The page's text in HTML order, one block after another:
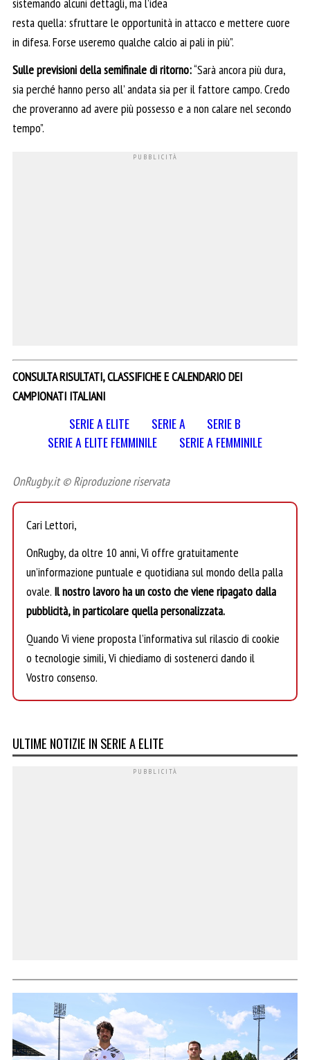
resta quella: sfruttare le opportunità in attacco e mettere cuore
in difesa. Forse useremo qualche calcio ai pali in più”.
Sulle previsioni della semifinale di ritorno:“Sarà ancora più dura,
sia perché hanno perso all’ andata sia per il fattore campo. Credo
che proveranno ad avere più possesso e a non calare nel secondo
tempo”.
CONSULTA RISULTATI, CLASSIFICHE E CALENDARIO DEI
CAMPIONATI ITALIANI
SERIE A ELITE SERIE A
SERIE B
SERIE A ELITE FEMMINILE
SERIE A FEMMINILE
OnRugby.it © Riproduzione riservata
Cari Lettori,
OnRugby, da oltre 10 anni, Vi offre gratuitamente
un’informazione puntuale e quotidiana sul mondo della palla
ovale. Il nostro lavoro ha un costo che viene ripagato dalla
pubblicità, in particolare quella personalizzata.
Quando Vi viene proposta l’informativa sul rilascio di cookie
o tecnologie simili, Vi chiediamo di sostenerci dando il
Vostro consenso.
ULTIME NOTIZIE IN SERIE A ELITE